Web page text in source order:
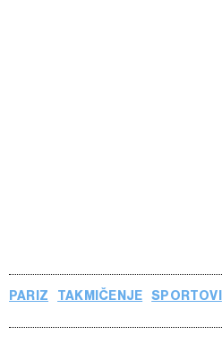
PARIZ TAKMIČENJE SPORTOVI